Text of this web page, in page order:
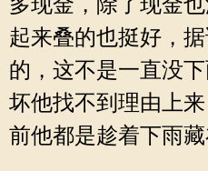
起来叠的也挺好，
的，这不是一直没
坏他找不到理由上
前他都是趁着下雨藏